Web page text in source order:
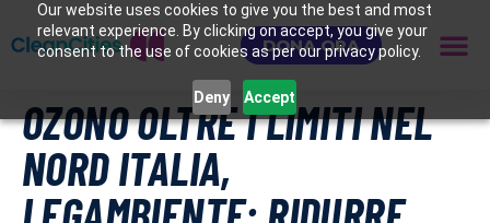
Our website uses cookies to give you the best and most
relevant experience. By clicking on accept, you give your
consent to the use of cookies as per our privacy policy.
Deny Accept
DONA ORA
OZONO OLTRE I LIMITI NEL
NORD ITALIA,